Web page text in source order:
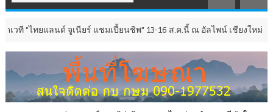
นด์ จูเนียร์ แชมเปี้ยนชิพ" 13-16 ส.ค.นี้ ณ อัลไพน์ เชียงใหม่ ยกระดับกอล์ฟเ